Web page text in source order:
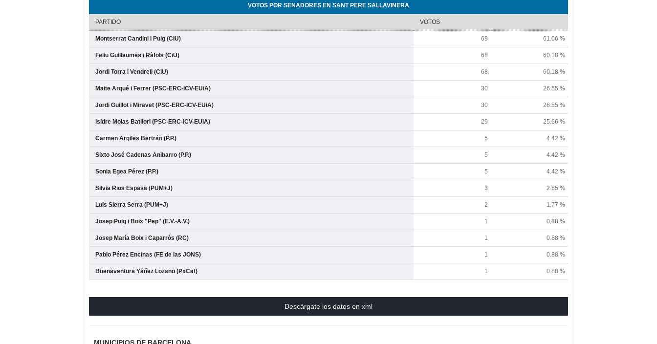
VOTOS POR SENADORES EN SANT PERE SALLAVINERA
PARTIDO VOTOS
Montserrat Candini i Puig (CiU) 69 61.06 %
Feliu Guillaumes i Ràfols (CiU) 68 60.18 %
Jordi Torra i Vendrell (CiU) 68 60.18 %
Maite Arqué i Ferrer (PSC-ERC-ICV-EUiA) 30 26.55 %
Jordi Guillot i Miravet (PSC-ERC-ICV-EUiA) 30 26.55 %
Isidre Molas Batllori (PSC-ERC-ICV-EUiA) 29 25.66 %
Carmen Argiles Bertrán (P.P.) 5 4.42 %
Sixto José Cadenas Anibarro (P.P.) 5 4.42 %
Sonia Egea Pérez (P.P.) 5 4.42 %
Silvia Rios Espasa (PUM+J) 3 2.65 %
Luis Sierra Serra (PUM+J) 2 1.77 %
Josep Puig i Boix "Pep" (E.V.-A.V.) 1 0.88 %
Josep María Boix i Caparrós (RC) 1 0.88 %
Pablo Pérez Encinas (FE de las JONS) 1 0.88 %
Buenaventura Yáñez Lozano (PxCat) 1 0.88 %
Descárgate los datos en xml